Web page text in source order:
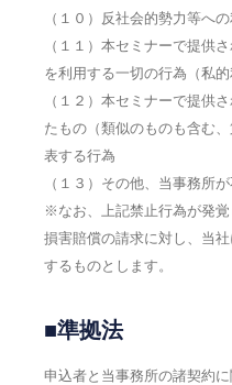
（１０）反社会的勢力等へ
（１１）本セミナーで提供
を利用する一切の行為（私的
（１２）本セミナーで提供
たもの（類似のものも含む
表する行為
（１３）その他、当事務所
※なお、上記禁止行為が発
損害賠償の請求に対し、当
するものとします。
■準拠法
申込者と当事務所の諸契約